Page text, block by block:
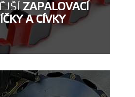
ZAPALOVACÍ
A CÍVKY